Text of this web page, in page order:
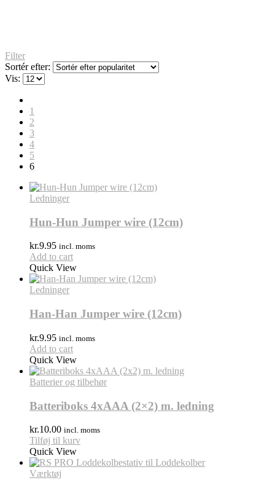
Filter
Sortér efter:
Vis:
1
2
3
4
5
6
Ledninger
Hun-Hun Jumper wire (12cm)
kr.9.95 incl. moms
Add to cart
Quick View
Ledninger
Han-Han Jumper wire (12cm)
kr.9.95 incl. moms
Add to cart
Quick View
Batterier og tilbehør
Batteriboks 4xAAA (2×2) m. ledning
kr.10.00 incl. moms
Tilføj til kurv
Quick View
Værktøj